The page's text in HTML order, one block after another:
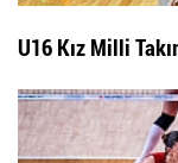
U16 Kız Milli